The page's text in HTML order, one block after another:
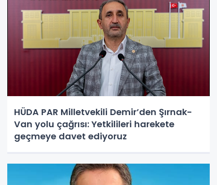
HÜDA PAR Milletvekili Demir’den Şırnak-
Van yolu çağrısı: Yetkilileri harekete
geçmeye davet ediyoruz